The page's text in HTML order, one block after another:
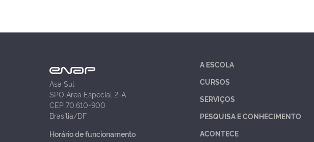
Asa Sul
SPO Área Especial 2-A
CEP 70.610-900
Brasília/DF
Horário de funcionamento
A ESCOLA
CURSOS
SERVIÇOS
PESQUISA E CONHECIMENTO
ACONTECE